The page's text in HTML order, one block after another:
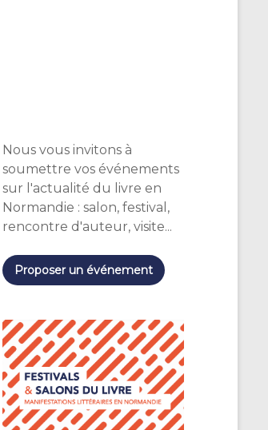
Nous vous invitons à
soumettre vos événements
sur l'actualité du livre en
Normandie : salon, festival,
rencontre d'auteur, visite...
Proposer un événement